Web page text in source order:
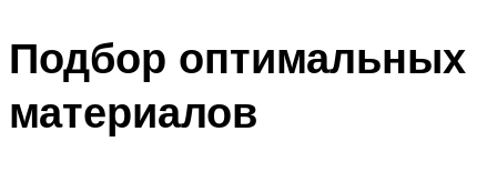
Подбор оптимальных
материалов